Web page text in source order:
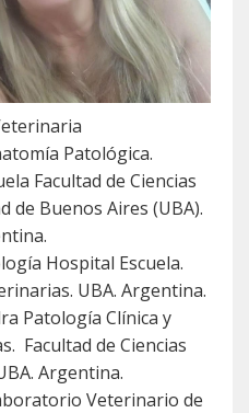
Patológica.
Facultad de Ciencias
de Buenos Aires (UBA).
Hospital Escuela.
UBA. Argentina.
Patología Clínica y
Facultad de Ciencias
Argentina.
Veterinario de